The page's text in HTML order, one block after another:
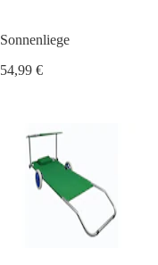
Sonnenliege
54,99 €